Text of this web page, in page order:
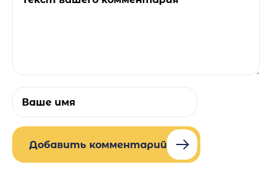
Добавить комментарий